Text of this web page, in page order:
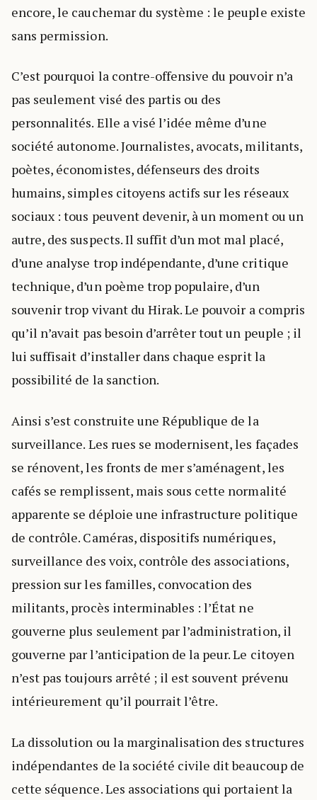
encore, le cauchemar du système : le peuple existe
sans permission.
C’est pourquoi la contre-offensive du pouvoir n’a
pas seulement visé des partis ou des
personnalités. Elle a visé l’idée même d’une
société autonome. Journalistes, avocats, militants,
poètes, économistes, défenseurs des droits
humains, simples citoyens actifs sur les réseaux
sociaux : tous peuvent devenir, à un moment ou un
autre, des suspects. Il suffit d’un mot mal placé,
d’une analyse trop indépendante, d’une critique
technique, d’un poème trop populaire, d’un
souvenir trop vivant du Hirak. Le pouvoir a compris
qu’il n’avait pas besoin d’arrêter tout un peuple ; il
lui suffisait d’installer dans chaque esprit la
possibilité de la sanction.
Ainsi s’est construite une République de la
surveillance. Les rues se modernisent, les façades
se rénovent, les fronts de mer s’aménagent, les
cafés se remplissent, mais sous cette normalité
apparente se déploie une infrastructure politique
de contrôle. Caméras, dispositifs numériques,
surveillance des voix, contrôle des associations,
pression sur les familles, convocation des
militants, procès interminables : l’État ne
gouverne plus seulement par l’administration, il
gouverne par l’anticipation de la peur. Le citoyen
n’est pas toujours arrêté ; il est souvent prévenu
intérieurement qu’il pourrait l’être.
La dissolution ou la marginalisation des structures
indépendantes de la société civile dit beaucoup de
cette séquence. Les associations qui portaient la